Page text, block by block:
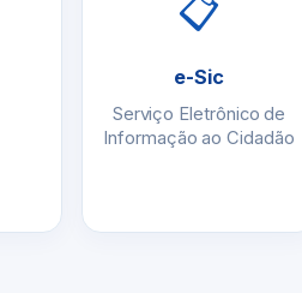
📋
e-Sic
Serviço Eletrônico de
Informação ao Cidadão